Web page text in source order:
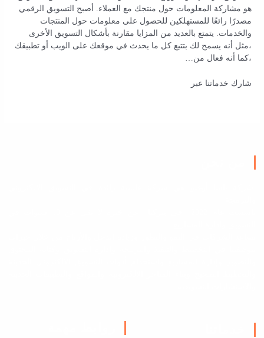
هو مشاركة المعلومات حول منتجك مع العملاء. أصبح التسويق الرقمي
مصدرًا رائعًا للمستهلكين للحصول على معلومات حول المنتجات
والخدمات. يتمتع بالعديد من المزايا مقارنة بأشكال التسويق الأخرى
،مثل أنه يسمح لك بتتبع كل ما يحدث في موقعك على الويب أو تطبيقك
،كما أنه فعال من…
شارك خدماتنا عبر